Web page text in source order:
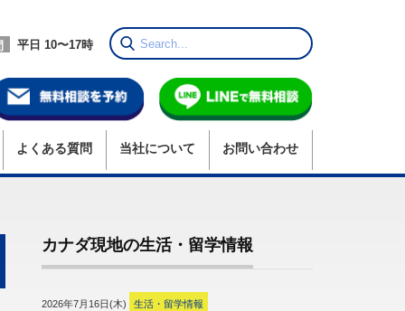
平日 10〜17時
よくある質問 当社について お問い合わせ
カナダ現地の生活・留学情報
2026年7月16日(木) 生活・留学情報